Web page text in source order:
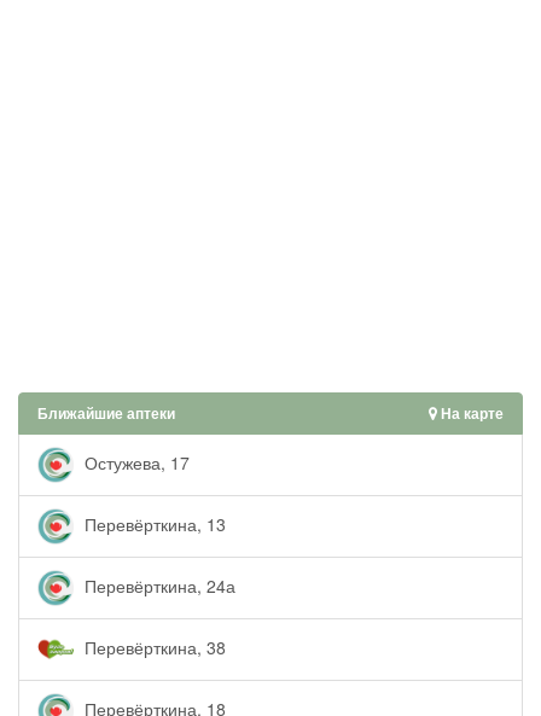
Ближайшие аптеки На карте
Остужева, 17
Перевёрткина, 13
Перевёрткина, 24а
Перевёрткина, 38
Перевёрткина, 18